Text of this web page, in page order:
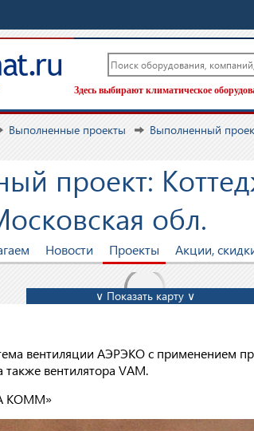
Здесь выбирают климатическое
Выполненные проекты
Выполненный
проект:
обл.
Новости Проекты Акции,
∨ Показать карту ∨
вентиляции АЭРЭКО с применением
также вентилятора VAM.
КОММ»